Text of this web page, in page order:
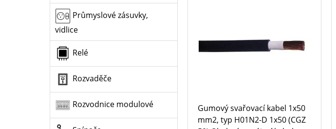
Průmyslové zásuvky,
vidlice
Relé
Rozvaděče
Rozvodnice modulové
Gumový svařovací kabel 1x50
mm2, typ H01N2-D 1x50 (CGZ